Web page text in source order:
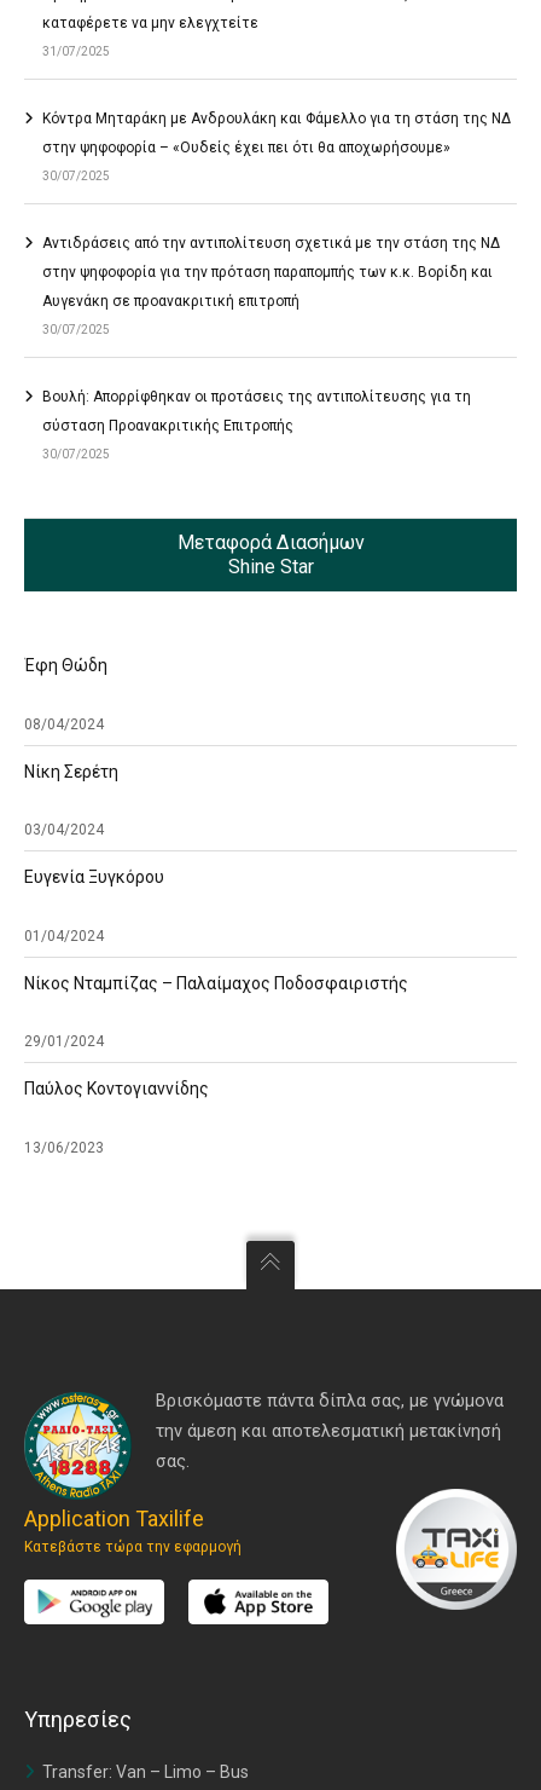
καταφέρετε να μην ελεγχτείτε
31/07/2025
Κόντρα Μηταράκη με Ανδρουλάκη και Φάμελλο για τη στάση της ΝΔ
στην ψηφοφορία – «Ουδείς έχει πει ότι θα αποχωρήσουμε»
30/07/2025
Αντιδράσεις από την αντιπολίτευση σχετικά με την στάση της ΝΔ
στην ψηφοφορία για την πρόταση παραπομπής των κ.κ. Βορίδη και
Αυγενάκη σε προανακριτική επιτροπή
30/07/2025
Βουλή: Απορρίφθηκαν οι προτάσεις της αντιπολίτευσης για τη
σύσταση Προανακριτικής Επιτροπής
30/07/2025
Μεταφορά Διασήμων
Shine Star
Έφη Θώδη
08/04/2024
Νίκη Σερέτη
03/04/2024
Ευγενία Ξυγκόρου
01/04/2024
Νίκος Νταμπίζας – Παλαίμαχος Ποδοσφαιριστής
29/01/2024
Παύλος Κοντογιαννίδης
13/06/2023
Βρισκόμαστε πάντα δίπλα σας, με γνώμονα
την άμεση και αποτελεσματική μετακίνησή
σας.
Application Taxilife
Κατεβάστε τώρα την εφαρμογή
Υπηρεσίες
Transfer: Van – Limo – Bus